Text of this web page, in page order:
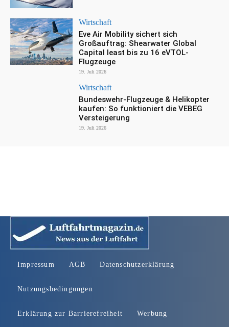
Wirtschaft
Eve Air Mobility sichert sich
Großauftrag: Shearwater Global
Capital least bis zu 16 eVTOL-
Flugzeuge
19. Juli 2026
Wirtschaft
Bundeswehr-Flugzeuge & Helikopter
kaufen: So funktioniert die VEBEG
Versteigerung
19. Juli 2026
Impressum AGB Datenschutzerklärung
Nutzungsbedingungen
Erklärung zur Barrierefreiheit Werbung